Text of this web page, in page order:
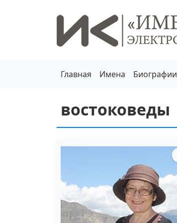
Главная Имена Биографии
востоковеды